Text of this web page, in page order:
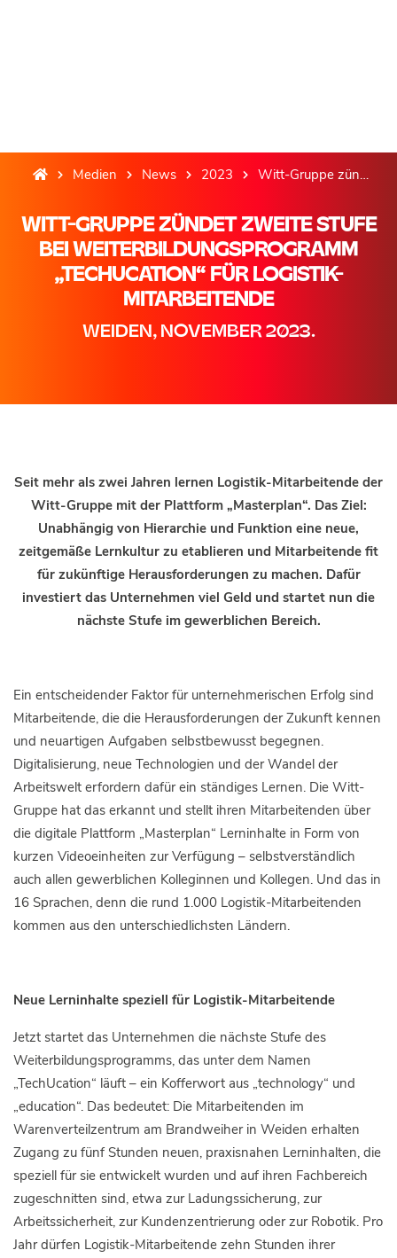
Medien News 2023 Witt-Gruppe zündet zweite Stufe bei Weiterbildungsprogramm „TechUcation“ für Logistik-Mitarbeitende
WITT-GRUPPE ZÜNDET ZWEITE STUFE
BEI WEITERBILDUNGSPROGRAMM
„TECHUCATION“ FÜR LOGISTIK-
MITARBEITENDE
WEIDEN, NOVEMBER 2023.
Seit mehr als zwei Jahren lernen Logistik-Mitarbeitende der
Witt-Gruppe mit der Plattform „Masterplan“. Das Ziel:
Unabhängig von Hierarchie und Funktion eine neue,
zeitgemäße Lernkultur zu etablieren und Mitarbeitende fit
für zukünftige Herausforderungen zu machen. Dafür
investiert das Unternehmen viel Geld und startet nun die
nächste Stufe im gewerblichen Bereich.
Ein entscheidender Faktor für unternehmerischen Erfolg sind
Mitarbeitende, die die Herausforderungen der Zukunft kennen
und neuartigen Aufgaben selbstbewusst begegnen.
Digitalisierung, neue Technologien und der Wandel der
Arbeitswelt erfordern dafür ein ständiges Lernen. Die Witt-
Gruppe hat das erkannt und stellt ihren Mitarbeitenden über
die digitale Plattform „Masterplan“ Lerninhalte in Form von
kurzen Videoeinheiten zur Verfügung – selbstverständlich
auch allen gewerblichen Kolleginnen und Kollegen. Und das in
16 Sprachen, denn die rund 1.000 Logistik-Mitarbeitenden
kommen aus den unterschiedlichsten Ländern.
Neue Lerninhalte speziell für Logistik-Mitarbeitende
Jetzt startet das Unternehmen die nächste Stufe des
Weiterbildungsprogramms, das unter dem Namen
„TechUcation“ läuft – ein Kofferwort aus „technology“ und
„education“. Das bedeutet: Die Mitarbeitenden im
Warenverteilzentrum am Brandweiher in Weiden erhalten
Zugang zu fünf Stunden neuen, praxisnahen Lerninhalten, die
speziell für sie entwickelt wurden und auf ihren Fachbereich
zugeschnitten sind, etwa zur Ladungssicherung, zur
Arbeitssicherheit, zur Kundenzentrierung oder zur Robotik. Pro
Jahr dürfen Logistik-Mitarbeitende zehn Stunden ihrer